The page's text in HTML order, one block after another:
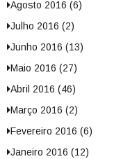
Agosto 2016 (6)
Julho 2016 (2)
Junho 2016 (13)
Maio 2016 (27)
Abril 2016 (46)
Março 2016 (2)
Fevereiro 2016 (6)
Janeiro 2016 (12)